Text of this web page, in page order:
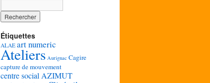
Étiquettes
ALAE art numeric
Ateliers Aurignac Cagire
capture de mouvement
centre social AZIMUT